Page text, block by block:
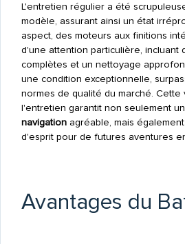
L'entretien régulier a été
modèle, assurant ainsi un état
aspect, des moteurs aux finitions
d'une attention particulière, incluant
complètes et un nettoyage
une condition exceptionnelle,
normes de qualité du marché. Cette
l'entretien garantit non seulement
navigationagréable, mais
d'esprit pour de futures aventures
Avantages du